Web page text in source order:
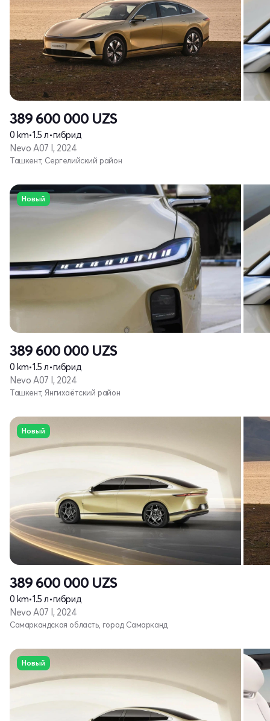
389 600 000 UZS
0 km•1.5 л•гибрид
Nevo A07 I, 2024
Ташкент, Сергелийский район
Новый
389 600 000 UZS
0 km•1.5 л•гибрид
Nevo A07 I, 2024
Ташкент, Янгихаётский район
Новый
389 600 000 UZS
0 km•1.5 л•гибрид
Nevo A07 I, 2024
Самаркандская область, город Самарканд
Новый